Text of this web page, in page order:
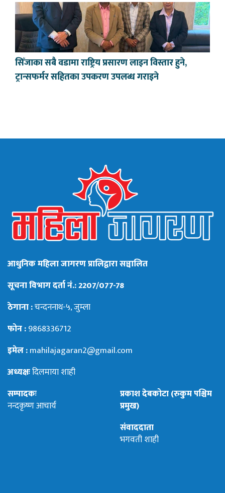
सिँजाका सबै वडामा राष्ट्रिय प्रसारण लाइन विस्तार हुने,
ट्रान्सफर्मर सहितका उपकरण उपलब्ध गराइने
आधुनिक महिला जागरण प्रालिद्वारा सञ्चालित
सूचना विभाग दर्ता नं.: 2207/077-78
ठेगाना :चन्दननाथ-५, जुम्ला
फोन :9868336712
इमेल :mahilajagaran2@gmail.com
अध्यक्षःदिलमाया शाही
सम्पादकः
नन्दकृष्ण आचार्य
प्रकाश देबकोटा (रुकुम पश्चिम
प्रमुख)
संवाददाता
भगवती शाही